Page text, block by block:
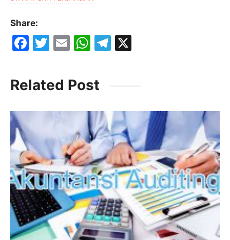
Share:
F
c
e
b
o
k
T
itt
er
E
ai
l
W
at
s
A
p
p
T
a
m
Related Post